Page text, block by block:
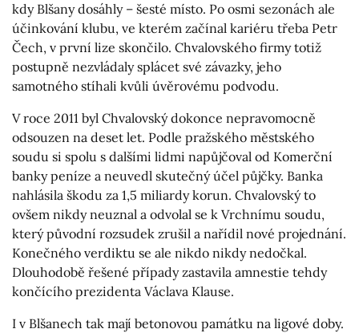
kdy Blšany dosáhly – šesté místo. Po osmi sezonách ale
účinkování klubu, ve kterém začínal kariéru třeba Petr
Čech, v první lize skončilo. Chvalovského firmy totiž
postupně nezvládaly splácet své závazky, jeho
samotného stíhali kvůli úvěrovému podvodu.
V roce 2011 byl Chvalovský dokonce nepravomocně
odsouzen na deset let. Podle pražského městského
soudu si spolu s dalšími lidmi napůjčoval od Komerční
banky peníze a neuvedl skutečný účel půjčky. Banka
nahlásila škodu za 1,5 miliardy korun. Chvalovský to
ovšem nikdy neuznal a odvolal se k Vrchnímu soudu,
který původní rozsudek zrušil a nařídil nové projednání.
Konečného verdiktu se ale nikdo nikdy nedočkal.
Dlouhodobě řešené případy zastavila amnestie tehdy
končícího prezidenta Václava Klause.
I v Blšanech tak mají betonovou památku na ligové doby.